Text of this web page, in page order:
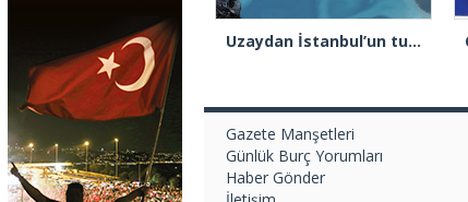
Uzaydan İstanbul’un turkuaz hali görüntülendi
Gazete Manşetleri
Günlük Burç Yorumları
Haber Gönder